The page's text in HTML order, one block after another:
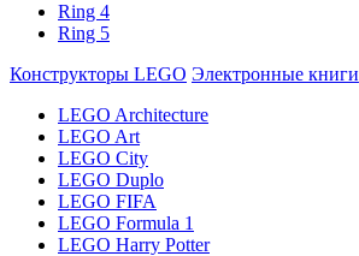
Ring 4
Ring 5
Конструкторы LEGO Электронные книги
LEGO Architecture
LEGO Art
LEGO City
LEGO Duplo
LEGO FIFA
LEGO Formula 1
LEGO Harry Potter